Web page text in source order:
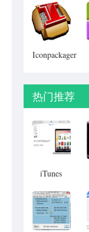
Iconpackager
热门推荐
iTunes